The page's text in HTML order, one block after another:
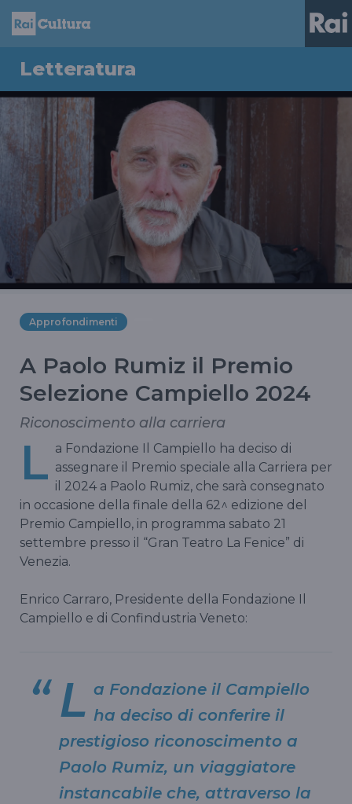
Letteratura
Approfondimenti
A Paolo Rumiz il Premio
Selezione Campiello 2024
Riconoscimento alla carriera
L a Fondazione Il Campiello ha deciso di
assegnare il Premio speciale alla Carriera per
il 2024 a Paolo Rumiz, che sarà consegnato
in occasione della finale della 62^ edizione del
Premio Campiello, in programma sabato 21
settembre presso il “Gran Teatro La Fenice” di
Venezia.
Enrico Carraro, Presidente della Fondazione Il
Campiello e di Confindustria Veneto:
L a Fondazione il Campiello
ha deciso di conferire il
prestigioso riconoscimento a
Paolo Rumiz, un viaggiatore
instancabile che, attraverso la